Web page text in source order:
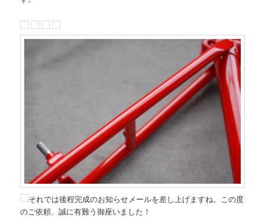
それでは後程完成のお知らせメールを差し上げますね。この度
のご依頼、誠に有難う御座いました！